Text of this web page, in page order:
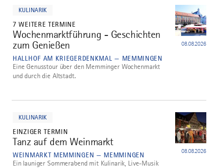
KULINARIK
7 WEITERE TERMINE
3
Wochenmarktführung - Geschichten
zum Genießen
HALLHOF AM KRIEGERDENKMAL — MEMMINGEN
08.08.2026
Eine Genusstour über den Memminger Wochenmarkt
und durch die Altstadt.
KULINARIK
EINZIGER TERMIN
4
Tanz auf dem Weinmarkt
WEINMARKT MEMMINGEN — MEMMINGEN 08.08.2026
Ein launiger Sommerabend mit Kulinarik, Live-Musik